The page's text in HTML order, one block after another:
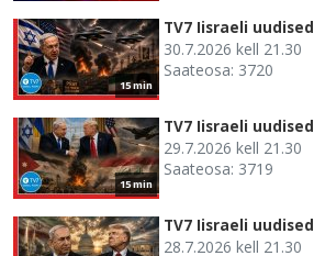
15 min
TV7 Iisraeli uudised
30.7.2026 kell 21.30
Saateosa: 3720
15 min
TV7 Iisraeli uudised
29.7.2026 kell 21.30
Saateosa: 3719
TV7 Iisraeli uudised
28.7.2026 kell 21.30